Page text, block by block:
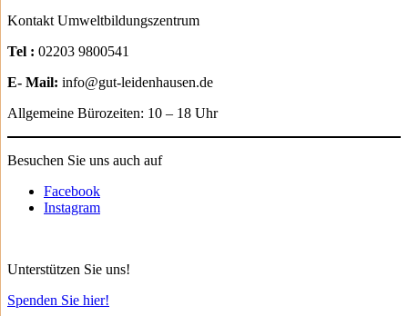
Kontakt Umweltbildungszentrum
Tel : 02203 9800541
E- Mail: info@gut-leidenhausen.de
Allgemeine Bürozeiten: 10 – 18 Uhr
Besuchen Sie uns auch auf
Facebook
Instagram
Unterstützen Sie uns!
Spenden Sie hier!